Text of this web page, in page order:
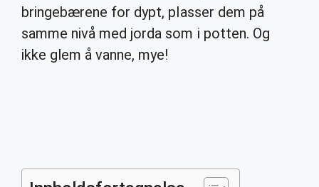
bringebærene for dypt, plasser dem på
samme nivå med jorda som i potten. Og
ikke glem å vanne, mye!